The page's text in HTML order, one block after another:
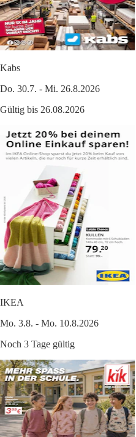
Kabs
Do. 30.7. - Mi. 26.8.2026
Gültig bis 26.08.2026
IKEA
Mo. 3.8. - Mo. 10.8.2026
Noch 3 Tage gültig